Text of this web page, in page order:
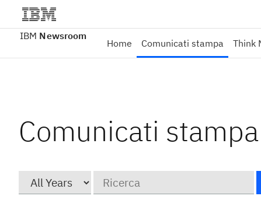
IBM Newsroom
Home Comunicati stampa Think
Comunicati stampa
chiave